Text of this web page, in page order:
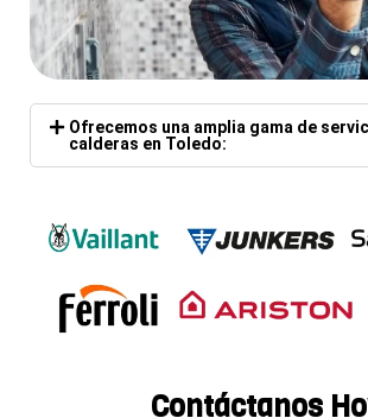
Ofrecemos una amplia gama de
calderas en Toledo:
Contáctanos